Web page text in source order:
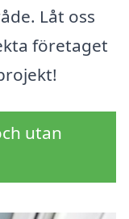
Låt oss
företaget
utan